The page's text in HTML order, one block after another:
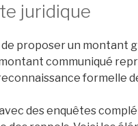
juridique
proposer un montant
communiqué
formelle
des enquêtes